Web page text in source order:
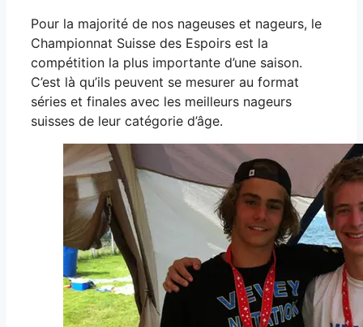
Pour la majorité de nos nageuses et nageurs, le
Championnat Suisse des Espoirs est la
compétition la plus importante d’une saison.
C’est là qu’ils peuvent se mesurer au format
séries et finales avec les meilleurs nageurs
suisses de leur catégorie d’âge.